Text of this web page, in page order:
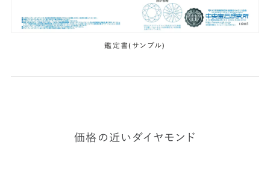
鑑定書(サンプル)
価格の近いダイヤモンド